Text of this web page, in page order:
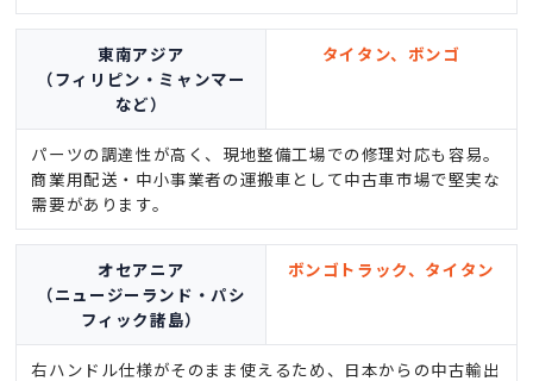
東南アジア
（フィリピン・ミャンマー
など）
タイタン、ボンゴ
パーツの調達性が高く、現地整備工場での修理対応も容易。
商業用配送・中小事業者の運搬車として中古車市場で堅実な
需要があります。
オセアニア
（ニュージーランド・パシ
フィック諸島）
ボンゴトラック、タイタン
右ハンドル仕様がそのまま使えるため、日本からの中古輸出